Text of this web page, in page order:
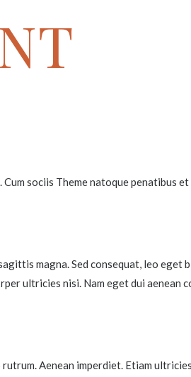
sociis Theme natoque penatibus et
magna. Sed consequat, leo eget
ultricies nisi. Nam eget dui aenean
Aenean imperdiet. Etiam